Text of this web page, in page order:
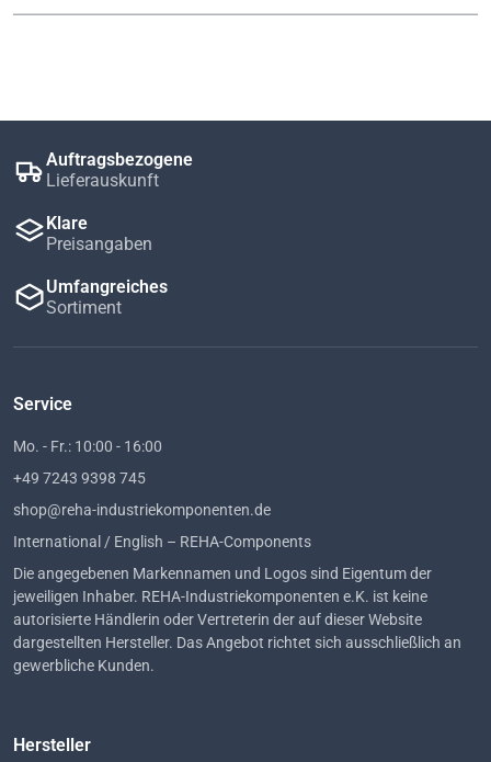
Auftragsbezogene
Lieferauskunft
Klare
Preisangaben
Umfangreiches
Sortiment
Service
Mo. - Fr.: 10:00 - 16:00
+49 7243 9398 745
shop@reha-industriekomponenten.de
International / English – REHA-Components
Die angegebenen Markennamen und Logos sind Eigentum der
jeweiligen Inhaber. REHA-Industriekomponenten e.K. ist keine
autorisierte Händlerin oder Vertreterin der auf dieser Website
dargestellten Hersteller. Das Angebot richtet sich ausschließlich an
gewerbliche Kunden.
Hersteller